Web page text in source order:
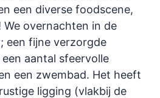
een diverse foodscene,
overnachten in de
een fijne verzorgde
aantal sfeervolle
een zwembad. Het heeft
ligging (vlakbij de